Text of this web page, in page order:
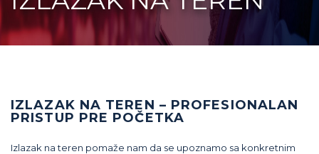
IZLAZAK NA TEREN – PROFESIONALAN
PRISTUP PRE POČETKA
Izlazak na teren pomaže nam da se upoznamo sa konkretnim